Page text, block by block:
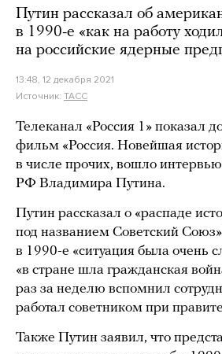
Путин рассказал об
в 1990-е «как на работу
на российские ядерные
13:48, 12 декабря 2021
Источник: ТАСС
Телеканал «Россия 1» показал
фильм «Россия. Новейшая
в числе прочих, вошло
РФ Владимира Путина.
Путин рассказал о «распаде
под названием Советский
в 1990-е «ситуация была очень
«в стране шла гражданская
раз за неделю вспомнил
работал советником при
Также Путин заявил, что